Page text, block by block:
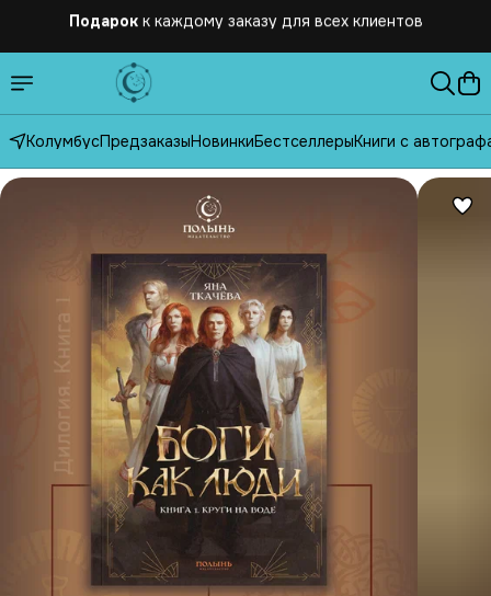
Бесплатная доставка по России от 2500 рублей
КолумбусПредзаказыНовинкиБестселлерыКниги с